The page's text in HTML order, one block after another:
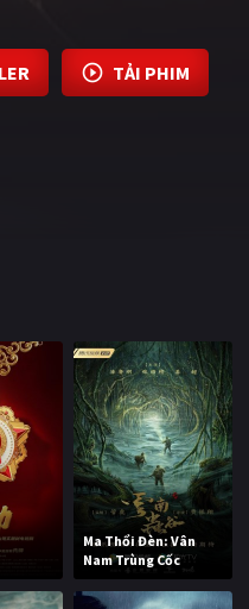
TẢI PHIM
Ma Thổi Đèn: Vân
Nam Trùng Cốc